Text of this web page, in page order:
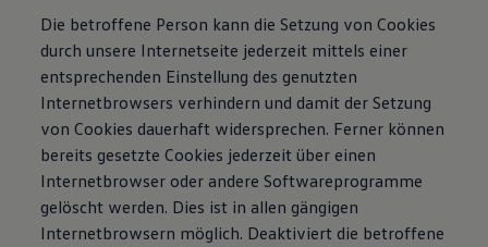
Die betroffene Person kann die Setzung von Cookies
durch unsere Internetseite jederzeit mittels einer
entsprechenden Einstellung des genutzten
Internetbrowsers verhindern und damit der Setzung
von Cookies dauerhaft widersprechen. Ferner können
bereits gesetzte Cookies jederzeit über einen
Internetbrowser oder andere Softwareprogramme
gelöscht werden. Dies ist in allen gängigen
Internetbrowsern möglich. Deaktiviert die betroffene